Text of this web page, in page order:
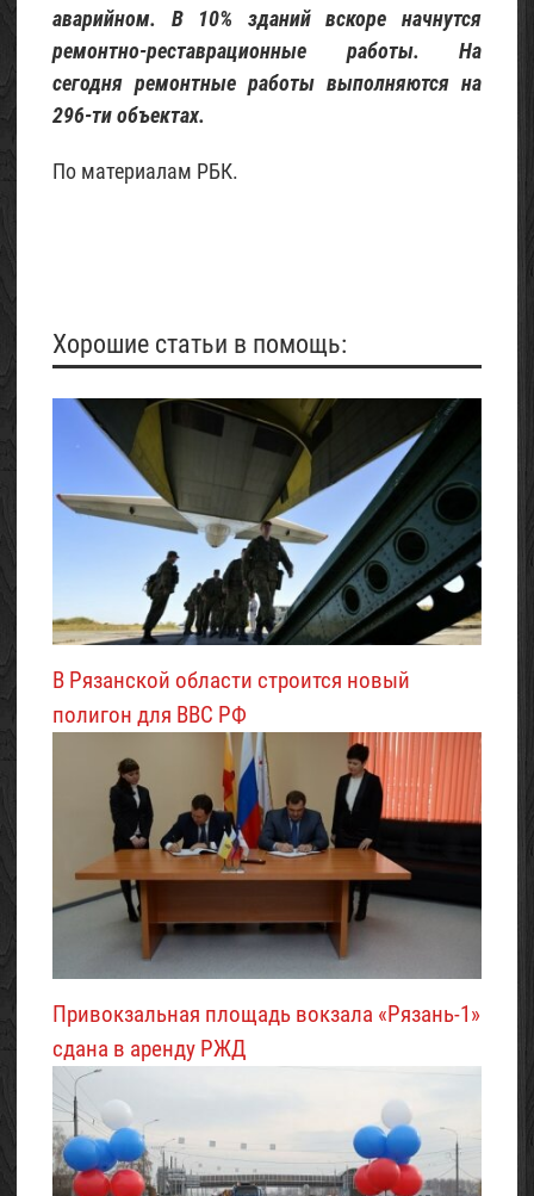
аварийном. В 10% зданий вскоре начнутся
ремонтно-реставрационные работы. На
сегодня ремонтные работы выполняются на
296-ти объектах.
По материалам РБК.
Хорошие статьи в помощь:
В Рязанской области строится новый
полигон для ВВС РФ
Привокзальная площадь вокзала «Рязань-1»
сдана в аренду РЖД